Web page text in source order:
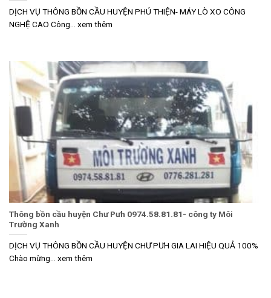
DỊCH VỤ THÔNG BỒN CẦU HUYỆN PHÚ THIỆN- MÁY LÒ XO CÔNG
NGHỆ CAO Công... xem thêm
Thông bồn cầu huyện Chư Pưh 0974.58.81.81- công ty Môi
Trường Xanh
DỊCH VỤ THÔNG BỒN CẦU HUYỆN CHƯ PƯH GIA LAI HIỆU QUẢ 100%
Chào mừng... xem thêm